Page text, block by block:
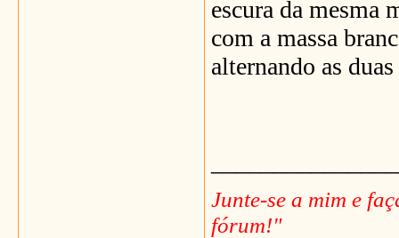
escura da mesma
com a massa
alternando as
Junte-se a mim e
fórum!"